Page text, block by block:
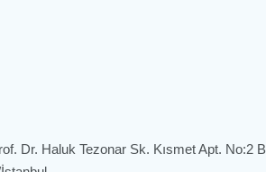
Dr. Haluk Tezonar Sk. Kısmet Apt. No:2 B